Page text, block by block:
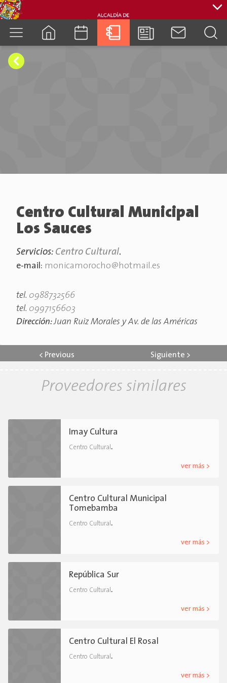
Centro Cultural Municipal
Los Sauces
Servicios: Centro Cultural.
e-mail: monicamorocho@hotmail.es
tel. 0988732566
tel. 0997156603
Dirección:Juan Ruiz Morales y Av. de las Américas
< Previous Siguiente >
Proveedores similares
Imay Cultura
Centro Cultural .
ver más >
Centro Cultural Municipal
Tomebamba
Centro Cultural .
ver más >
República Sur
Centro Cultural .
ver más >
Centro Cultural El Rosal
Centro Cultural .
ver más >